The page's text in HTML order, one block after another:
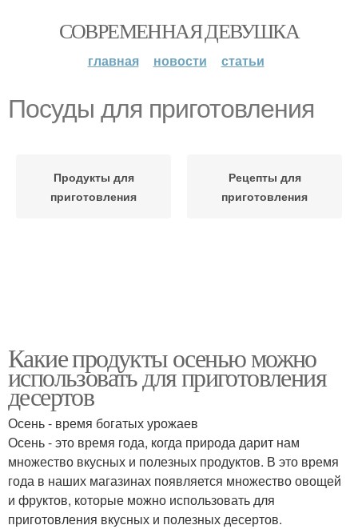
СОВРЕМЕННАЯ ДЕВУШКА
главная новости статьи
Посуды для приготовления
Продукты для
приготовления
Рецепты для
приготовления
Какие продукты осенью можно
использовать для приготовления
десертов
Осень - время богатых урожаев
Осень - это время года, когда природа дарит нам
множество вкусных и полезных продуктов. В это время
года в наших магазинах появляется множество овощей
и фруктов, которые можно использовать для
приготовления вкусных и полезных десертов.